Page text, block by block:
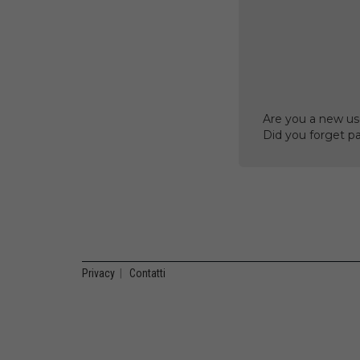
Are you a new
Did you forget
Privacy Contatti